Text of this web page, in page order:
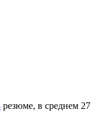
резюме, в среднем 27